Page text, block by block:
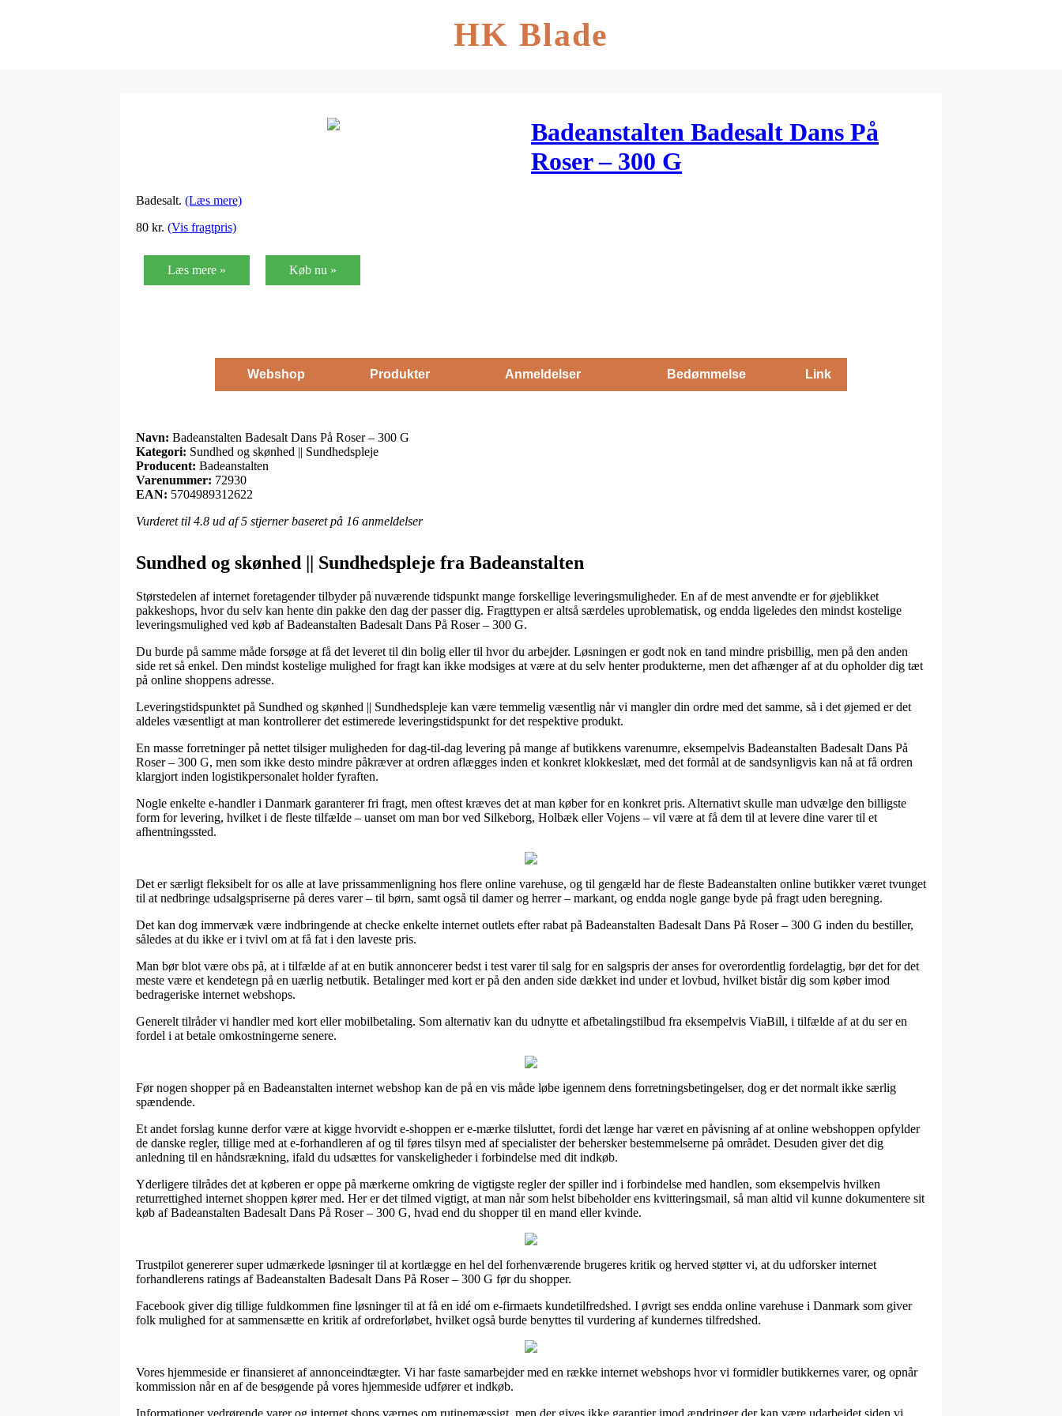
HK Blade
Badeanstalten Badesalt Dans På
Roser – 300 G
Badesalt. (Læs mere)
80 kr. (Vis fragtpris)
Læs mere » Køb nu »
Webshop Produkter Anmeldelser Bedømmelse Link
Navn: Badeanstalten Badesalt Dans På Roser – 300 G
Kategori: Sundhed og skønhed || Sundhedspleje
Producent: Badeanstalten
Varenummer: 72930
EAN: 5704989312622
Vurderet til 4.8 ud af 5 stjerner baseret på 16 anmeldelser
Sundhed og skønhed || Sundhedspleje fra Badeanstalten
Størstedelen af internet foretagender tilbyder på nuværende tidspunkt mange forskellige leveringsmuligheder. En af de mest anvendte er for øjeblikket
pakkeshops, hvor du selv kan hente din pakke den dag der passer dig. Fragttypen er altså særdeles uproblematisk, og endda ligeledes den mindst kostelige
leveringsmulighed ved køb af Badeanstalten Badesalt Dans På Roser – 300 G.
Du burde på samme måde forsøge at få det leveret til din bolig eller til hvor du arbejder. Løsningen er godt nok en tand mindre prisbillig, men på den anden
side ret så enkel. Den mindst kostelige mulighed for fragt kan ikke modsiges at være at du selv henter produkterne, men det afhænger af at du opholder dig tæt
på online shoppens adresse.
Leveringstidspunktet på Sundhed og skønhed || Sundhedspleje kan være temmelig væsentlig når vi mangler din ordre med det samme, så i det øjemed er det
aldeles væsentligt at man kontrollerer det estimerede leveringstidspunkt for det respektive produkt.
En masse forretninger på nettet tilsiger muligheden for dag-til-dag levering på mange af butikkens varenumre, eksempelvis Badeanstalten Badesalt Dans På
Roser – 300 G, men som ikke desto mindre påkræver at ordren aflægges inden et konkret klokkeslæt, med det formål at de sandsynligvis kan nå at få ordren
klargjort inden logistikpersonalet holder fyraften.
Nogle enkelte e-handler i Danmark garanterer fri fragt, men oftest kræves det at man køber for en konkret pris. Alternativt skulle man udvælge den billigste
form for levering, hvilket i de fleste tilfælde – uanset om man bor ved Silkeborg, Holbæk eller Vojens – vil være at få dem til at levere dine varer til et
afhentningssted.
Det er særligt fleksibelt for os alle at lave prissammenligning hos flere online varehuse, og til gengæld har de fleste Badeanstalten online butikker været tvunget
til at nedbringe udsalgspriserne på deres varer – til børn, samt også til damer og herrer – markant, og endda nogle gange byde på fragt uden beregning.
Det kan dog immervæk være indbringende at checke enkelte internet outlets efter rabat på Badeanstalten Badesalt Dans På Roser – 300 G inden du bestiller,
således at du ikke er i tvivl om at få fat i den laveste pris.
Man bør blot være obs på, at i tilfælde af at en butik annoncerer bedst i test varer til salg for en salgspris der anses for overordentlig fordelagtig, bør det for det
meste være et kendetegn på en uærlig netbutik. Betalinger med kort er på den anden side dækket ind under et lovbud, hvilket bistår dig som køber imod
bedrageriske internet webshops.
Generelt tilråder vi handler med kort eller mobilbetaling. Som alternativ kan du udnytte et afbetalingstilbud fra eksempelvis ViaBill, i tilfælde af at du ser en
fordel i at betale omkostningerne senere.
Før nogen shopper på en Badeanstalten internet webshop kan de på en vis måde løbe igennem dens forretningsbetingelser, dog er det normalt ikke særlig
spændende.
Et andet forslag kunne derfor være at kigge hvorvidt e-shoppen er e-mærke tilsluttet, fordi det længe har været en påvisning af at online webshoppen opfylder
de danske regler, tillige med at e-forhandleren af og til føres tilsyn med af specialister der behersker bestemmelserne på området. Desuden giver det dig
anledning til en håndsrækning, ifald du udsættes for vanskeligheder i forbindelse med dit indkøb.
Yderligere tilrådes det at køberen er oppe på mærkerne omkring de vigtigste regler der spiller ind i forbindelse med handlen, som eksempelvis hvilken
returrettighed internet shoppen kører med. Her er det tilmed vigtigt, at man når som helst bibeholder ens kvitteringsmail, så man altid vil kunne dokumentere sit
køb af Badeanstalten Badesalt Dans På Roser – 300 G, hvad end du shopper til en mand eller kvinde.
Trustpilot genererer super udmærkede løsninger til at kortlægge en hel del forhenværende brugeres kritik og herved støtter vi, at du udforsker internet
forhandlerens ratings af Badeanstalten Badesalt Dans På Roser – 300 G før du shopper.
Facebook giver dig tillige fuldkommen fine løsninger til at få en idé om e-firmaets kundetilfredshed. I øvrigt ses endda online varehuse i Danmark som giver
folk mulighed for at sammensætte en kritik af ordreforløbet, hvilket også burde benyttes til vurdering af kundernes tilfredshed.
Vores hjemmeside er finansieret af annonceindtægter. Vi har faste samarbejder med en række internet webshops hvor vi formidler butikkernes varer, og opnår
kommission når en af de besøgende på vores hjemmeside udfører et indkøb.
Informationer vedrørende varer og internet shops værnes om rutinemæssigt, men der gives ikke garantier imod ændringer der kan være udarbejdet siden vi